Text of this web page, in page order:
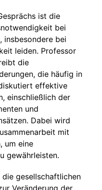
ist die
bei
insbesondere bei
leiden. Professor
die
die häufig in
effektive
einschließlich der
und
Dabei wird
mit
um eine
gewährleisten.
gesellschaftlichen
Veränderung der